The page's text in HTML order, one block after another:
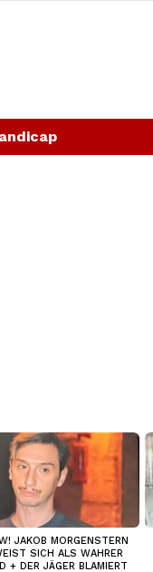
JAKOB MORGENSTERN
SICH ALS WAHRER
+ DER JÄGER BLAMIERT